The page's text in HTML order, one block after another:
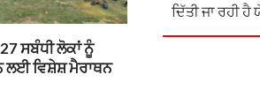
ਸਬੰਧੀ ਲੋਕਾਂ ਨੂੰ
ਲਈ ਵਿਸ਼ੇਸ਼ ਮੈਰਾਥਨ
ਦਿੱਤੀ ਜਾ ਰਹੀ